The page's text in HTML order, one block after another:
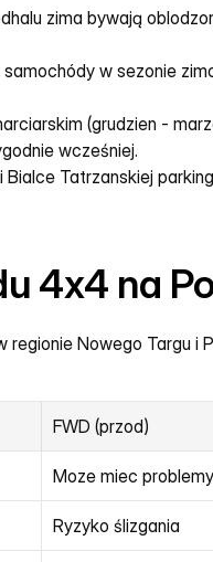
zima bywają
w sezonie
(grudzien -
wcześniej.
Tatrzanskiej
4x4 na
Nowego Targu i
FWD (przod)
Moze miec
Ryzyko ślizgania